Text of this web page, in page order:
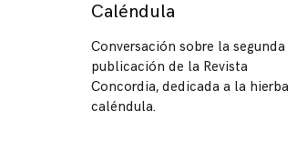
Caléndula
Conversación sobre la segunda
publicación de la Revista
Concordia, dedicada a la hierba
caléndula.